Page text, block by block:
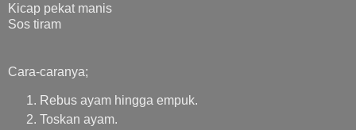
Kicap pekat manis
Sos tiram
Cara-caranya;
Rebus ayam hingga empuk.
Toskan ayam.